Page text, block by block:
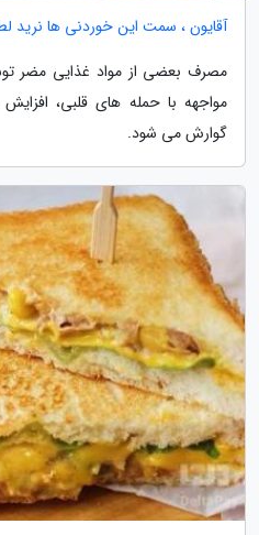
آقایون ، سمت این خوردنی ها نرید
مصرف بعضی از مواد غذایی مضر
مواجهه با حمله های قلبی،
گوارش می شود.